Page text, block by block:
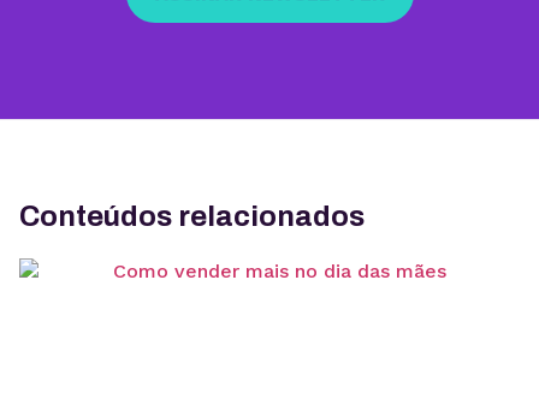
Conteúdos relacionados